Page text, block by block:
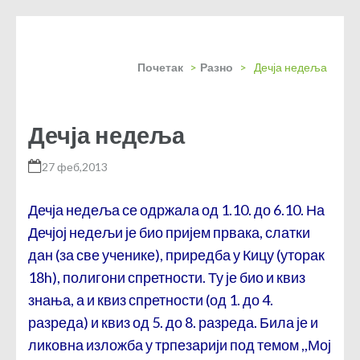
Почетак > Разно > Дечја недеља
Дечја недеља
27 феб,2013
Дечја недеља се одржала од 1.10. до 6.10. На
Дечјој недељи је био пријем првака, слатки
дан (за све ученике), приредба у Кицу (уторак
18h), полигони спретности. Ту је био и квиз
знања, а и квиз спретности (од 1. до 4.
разреда) и квиз од 5. до 8. разреда. Била је и
ликовна изложба у трпезарији под темом ,,Мој